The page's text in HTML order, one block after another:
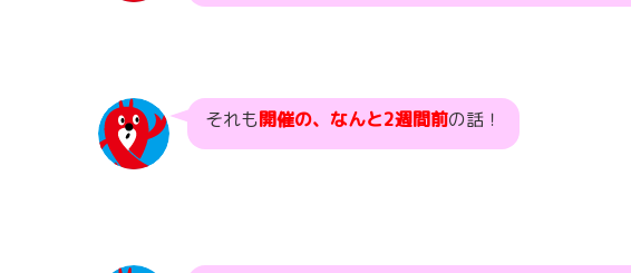
それも開催の、なんと2週間前の話！